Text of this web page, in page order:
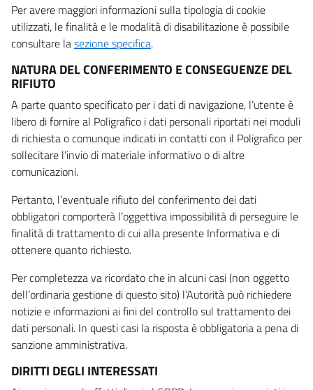
Per avere maggiori informazioni sulla tipologia di cookie
utilizzati, le finalità e le modalità di disabilitazione è possibile
consultare lasezione specifica.
NATURA DEL CONFERIMENTO E CONSEGUENZE DEL
RIFIUTO
A parte quanto specificato per i dati di navigazione, l’utente è
libero di fornire al Poligrafico i dati personali riportati nei moduli
di richiesta o comunque indicati in contatti con il Poligrafico per
sollecitare l’invio di materiale informativo o di altre
comunicazioni.
Pertanto, l’eventuale rifiuto del conferimento dei dati
obbligatori comporterà l’oggettiva impossibilità di perseguire le
finalità di trattamento di cui alla presente Informativa e di
ottenere quanto richiesto.
Per completezza va ricordato che in alcuni casi (non oggetto
dell’ordinaria gestione di questo sito) l’Autorità può richiedere
notizie e informazioni ai fini del controllo sul trattamento dei
dati personali. In questi casi la risposta è obbligatoria a pena di
sanzione amministrativa.
DIRITTI DEGLI INTERESSATI